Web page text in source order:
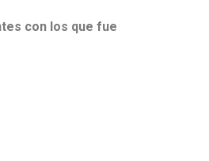
con los que fue